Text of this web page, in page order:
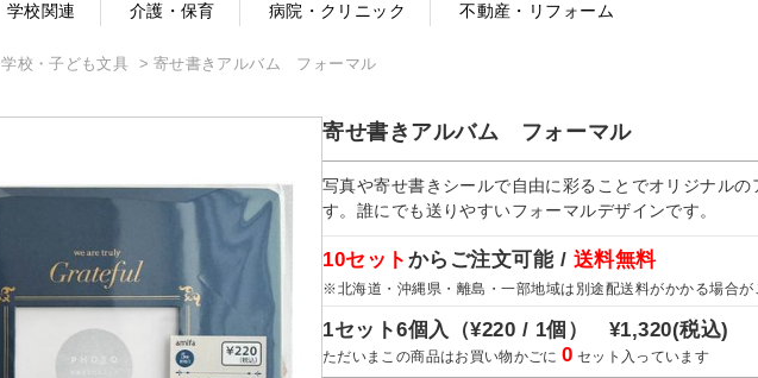
学校関連 介護・保育 病院・クリニック 不動産・リフォーム
学校・子ども文具 寄せ書きアルバム フォーマル
寄せ書きアルバム フォーマル
写真や寄せ書きシールで自由に彩ることでオリジナルの
す。誰にでも送りやすいフォーマルデザインです。
10セット からご注文可能 / 送料無料
※北海道・沖縄県・離島・一部地域は別途配送料がかかる場合が
1セット6個入（¥220 / 1個） ¥1,320(税込)
ただいまこの商品はお買い物かごに0 セット入っています